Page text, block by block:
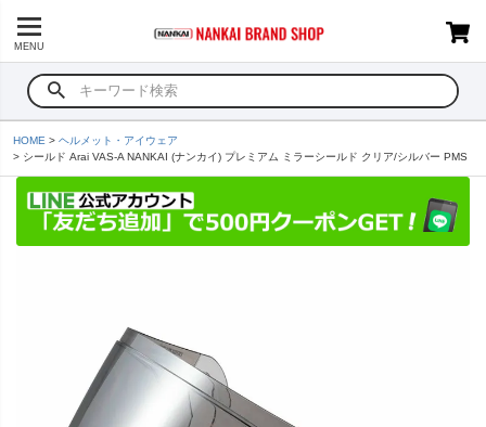
MENU
HOME
ヘルメット・アイウェア
シールド Arai VAS-A NANKAI (ナンカイ) プレミアム ミラーシールド クリア/シルバー PMS